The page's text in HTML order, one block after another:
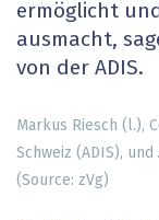
ermöglicht
ausmacht,
von der ADIS.
Markus Riesch (l.),
Schweiz (ADIS),
(Source: zVg)